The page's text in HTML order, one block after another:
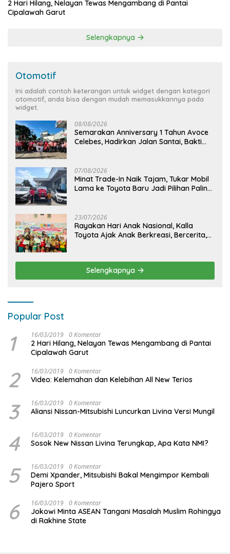
2 Hari Hilang, Nelayan Tewas Mengambang di Pantai
Cipalawah Garut
Selengkapnya
Otomotif
Ini adalah contoh keterangan untuk widget dengan kategori
otomotif, anda bisa dengan mudah memasukkannya pada
widget.
08/08/2026
Semarakan Anniversary 1 Tahun Avoce
Celebes, Hadirkan Jalan Santai, Bakti
07/08/2026
Minat Trade-In Naik Tajam, Tukar Mobil
Lama ke Toyota Baru Jadi Pilihan Paling
23/07/2026
Rayakan Hari Anak Nasional, Kalla
Toyota Ajak Anak Berkreasi, Bercerita,
Selengkapnya
Popular Post
1 16/03/2019 0 Komentar
2 Hari Hilang, Nelayan Tewas Mengambang di Pantai
Cipalawah Garut
2 16/03/2019 0 Komentar
Video: Kelemahan dan Kelebihan All New Terios
3 16/03/2019 0 Komentar
Aliansi Nissan-Mitsubishi Luncurkan Livina Versi Mungil
4 16/03/2019 0 Komentar
Sosok New Nissan Livina Terungkap, Apa Kata NMI?
5 16/03/2019 0 Komentar
Demi Xpander, Mitsubishi Bakal Mengimpor Kembali
Pajero Sport
6 16/03/2019 0 Komentar
Jokowi Minta ASEAN Tangani Masalah Muslim Rohingya
di Rakhine State